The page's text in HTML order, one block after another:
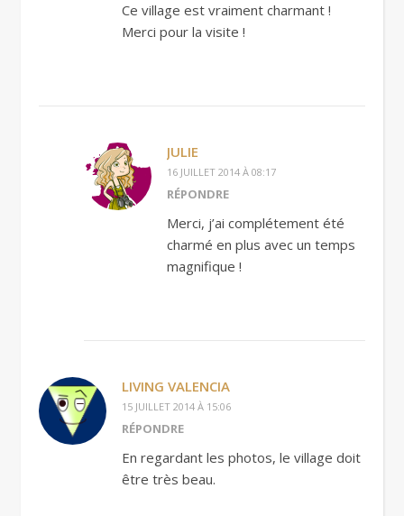
Ce village est vraiment charmant !
Merci pour la visite !
JULIE
16 JUILLET 2014 À 08:17
RÉPONDRE
Merci, j’ai complétement été
charmé en plus avec un temps
magnifique !
LIVING VALENCIA
15 JUILLET 2014 À 15:06
RÉPONDRE
En regardant les photos, le village doit
être très beau.